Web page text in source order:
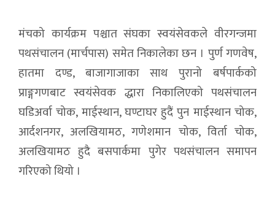
मंचको कार्यक्रम पश्चात संघका स्वयंसेवकले वीरगन्जमा
पथसंचालन (मार्चपास) समेत निकालेका छन । पुर्ण गणवेष,
हातमा दण्ड, बाजागाजाका साथ पुरानो बर्षपार्कको
प्राङ्गगणबाट स्वयंसेवक द्धारा निकालिएको पथसंचालन
घडिअर्वा चोक, माईस्थान, घण्टाघर हुदैं पुन माईस्थान चोक,
आर्दशनगर, अलखियामठ, गणेशमान चोक, विर्ता चोक,
अलखियामठ हुदै बसपार्कमा पुगेर पथसंचालन समापन
गरिएको थियो ।